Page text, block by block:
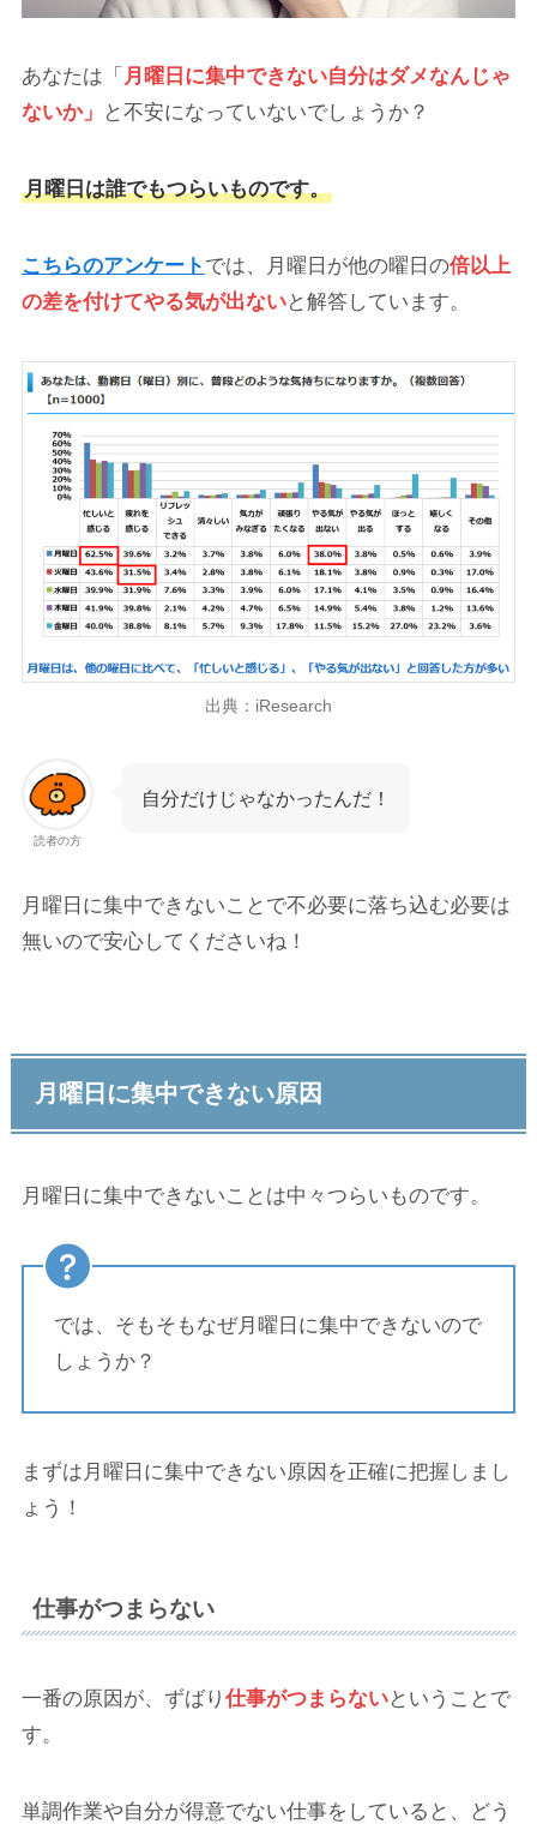
あなたは「 月曜日に集中できない自分はダメなんじゃ
ないか」
と不安になっていないでしょうか？
月曜日は誰でもつらいものです。
こちらのアンケート では、月曜日が他の曜日の倍以上
の差を付けてやる気が出ないと解答しています。
出典：iResearch
読者の方
自分だけじゃなかったんだ！
月曜日に集中できないことで不必要に落ち込む必要は
無いので安心してくださいね！
月曜日に集中できない原因
月曜日に集中できないことは中々つらいものです。
では、そもそもなぜ月曜日に集中できないので
しょうか？
まずは月曜日に集中できない原因を正確に把握しまし
ょう！
仕事がつまらない
一番の原因が、ずばり 仕事がつまらないということで
す。
単調作業や自分が得意でない仕事をしていると、どう